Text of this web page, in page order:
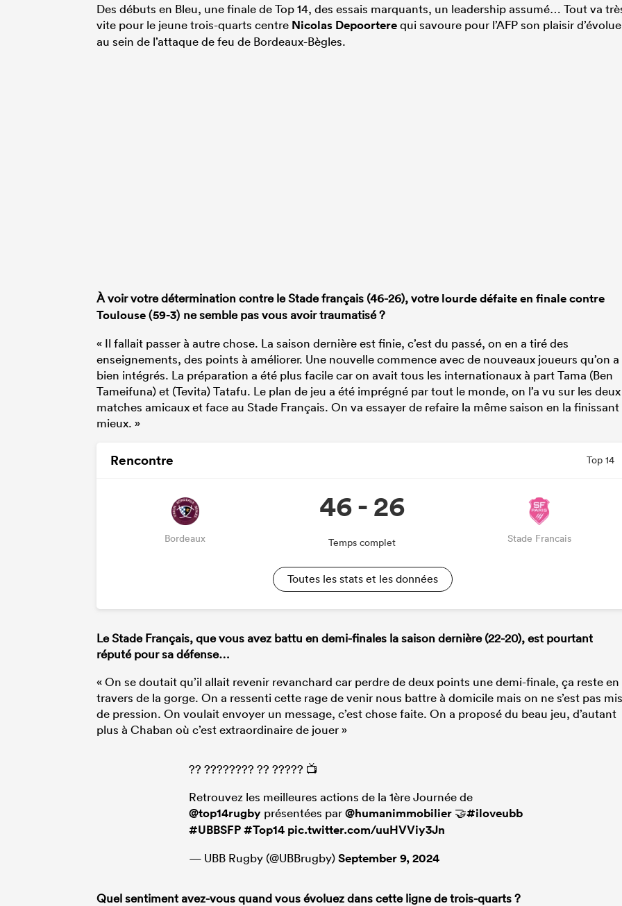
Des débuts en Bleu, une finale de Top 14, des essais marquants, un leadership assumé… Tout va
vite pour le jeune trois-quarts centre Nicolas Depoorterequi savoure pour l’AFP son plaisir
au sein de l’attaque de feu de Bordeaux-Bègles.
À voir votre détermination contre le Stade français (46-26), votrelourde défaite en finale contre
Toulouse (59-3) ne semble pas vous avoir traumatisé ?
« Il fallait passer à autre chose. La saison dernière est finie, c’est du passé, on en a tiré des
enseignements, des points à améliorer. Une nouvelle commence avec de nouveaux joueurs qu’on a
bien intégrés. La préparation a été plus facile car on avait tous les internationaux à part Tama (Ben
Tameifuna) et (Tevita) Tatafu. Le plan de jeu a été imprégné par tout le monde, on l’a vu sur les deux
matches amicaux et face au Stade Français. On va essayer de refaire la même saison en la finissant
mieux. »
Rencontre Top 14
Bordeaux
46 - 26
Temps complet Stade Francais
Toutes les stats et les données
Le Stade Français, que vous avez battu en demi-finales la saison dernière (22-20), est pourtant
réputé pour sa défense…
« On se doutait qu’il allait revenir revanchard car perdre de deux points une demi-finale, ça reste en
travers de la gorge. On a ressenti cette rage de venir nous battre à domicile mais on ne s’est pas mis
de pression. On voulait envoyer un message, c’est chose faite. On a proposé du beau jeu, d’autant
plus à Chaban où c’est extraordinaire de jouer »
?? ???????? ?? ????? 📺
Retrouvez les meilleures actions de la 1ère Journée de
@top14rugby présentées par@humanimmobilier 🤝#iloveubb
#UBBSFP#Top14 pic.twitter.com/uuHVViy3Jn
— UBB Rugby (@UBBrugby)September 9, 2024
Quel sentiment avez-vous quand vous évoluez dans cette ligne de trois-quarts ?